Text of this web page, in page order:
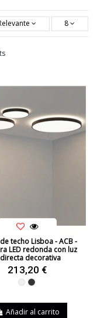
8
techo Lisboa - ACB -
LED redonda con luz
decorativa
213,20 €
BlancoNegro
Añadir al carrito